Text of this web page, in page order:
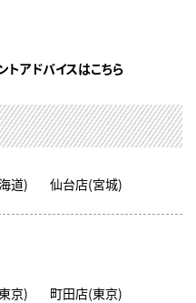
アドバイスはこちら
道) 仙台店(宮城)
京)
町田店(東京)